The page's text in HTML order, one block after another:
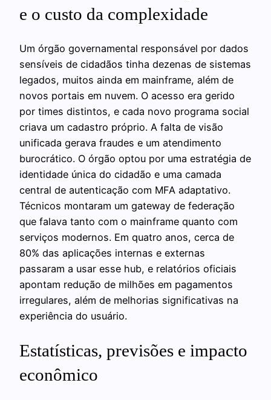
e o custo da complexidade
Um órgão governamental responsável por dados
sensíveis de cidadãos tinha dezenas de sistemas
legados, muitos ainda em mainframe, além de
novos portais em nuvem. O acesso era gerido
por times distintos, e cada novo programa social
criava um cadastro próprio. A falta de visão
unificada gerava fraudes e um atendimento
burocrático. O órgão optou por uma estratégia de
identidade única do cidadão e uma camada
central de autenticação com MFA adaptativo.
Técnicos montaram um gateway de federação
que falava tanto com o mainframe quanto com
serviços modernos. Em quatro anos, cerca de
80% das aplicações internas e externas
passaram a usar esse hub, e relatórios oficiais
apontam redução de milhões em pagamentos
irregulares, além de melhorias significativas na
experiência do usuário.
Estatísticas, previsões e impacto
econômico